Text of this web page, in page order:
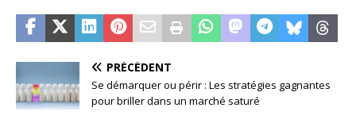
PRÉCÉDENT
Se démarquer ou périr : Les stratégies gagnantes
pour briller dans un marché saturé